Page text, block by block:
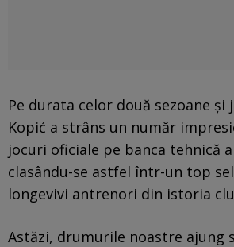
Pe durata celor două sezoane și
Kopić a strâns un număr
jocuri oficiale pe banca tehnică
clasându-se astfel într-un top
longevivi antrenori din istoria
Astăzi, drumurile noastre ajung